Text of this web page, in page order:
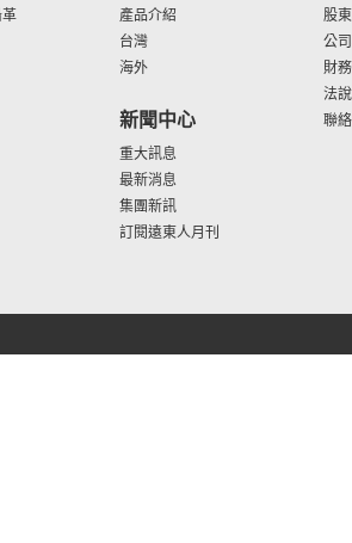
產品介紹
台灣
海外
新聞中心
重大訊息
最新消息
集團新訊
訂閱遠東人月刊
股
公
財
法
聯